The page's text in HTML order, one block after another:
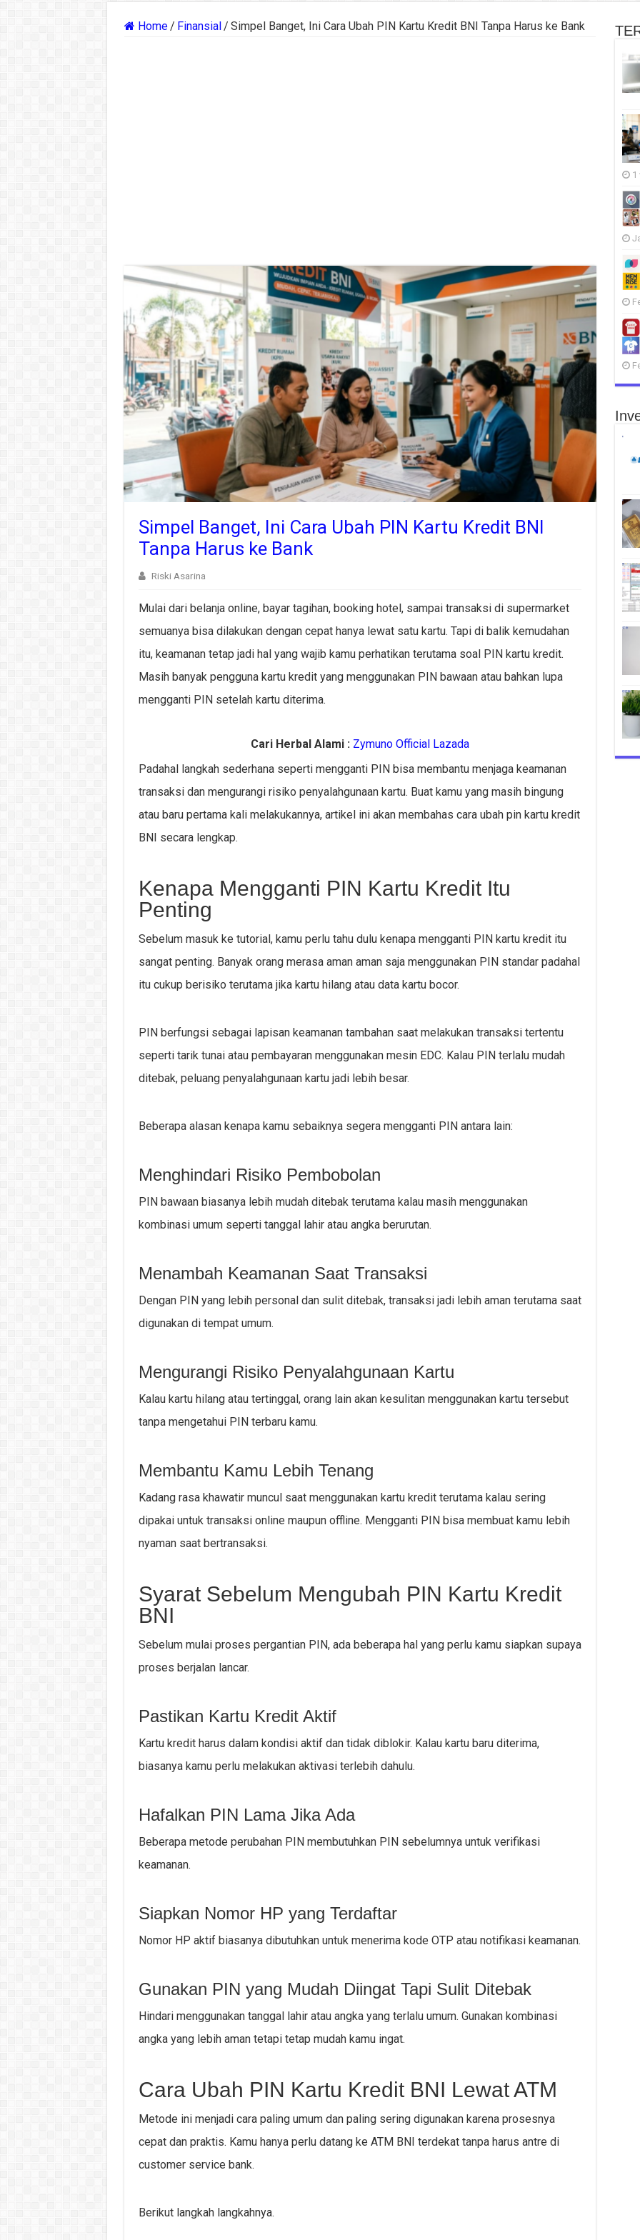
Home/ Finansial/ Simpel Banget, Ini Cara Ubah PIN Kartu Kredit BNI Tanpa Harus ke Bank
Simpel Banget, Ini Cara Ubah PIN Kartu Kredit BNI
Tanpa Harus ke Bank
Riski Asarina
Mulai dari belanja online, bayar tagihan, booking hotel, sampai transaksi di supermarket
semuanya bisa dilakukan dengan cepat hanya lewat satu kartu. Tapi di balik kemudahan
itu, keamanan tetap jadi hal yang wajib kamu perhatikan terutama soal PIN kartu kredit.
Masih banyak pengguna kartu kredit yang menggunakan PIN bawaan atau bahkan lupa
mengganti PIN setelah kartu diterima.
Cari Herbal Alami : Zymuno Official Lazada
Padahal langkah sederhana seperti mengganti PIN bisa membantu menjaga keamanan
transaksi dan mengurangi risiko penyalahgunaan kartu. Buat kamu yang masih bingung
atau baru pertama kali melakukannya, artikel ini akan membahas cara ubah pin kartu kredit
BNI secara lengkap.
Kenapa Mengganti PIN Kartu Kredit Itu
Penting
Sebelum masuk ke tutorial, kamu perlu tahu dulu kenapa mengganti PIN kartu kredit itu
sangat penting. Banyak orang merasa aman aman saja menggunakan PIN standar padahal
itu cukup berisiko terutama jika kartu hilang atau data kartu bocor.
PIN berfungsi sebagai lapisan keamanan tambahan saat melakukan transaksi tertentu
seperti tarik tunai atau pembayaran menggunakan mesin EDC. Kalau PIN terlalu mudah
ditebak, peluang penyalahgunaan kartu jadi lebih besar.
Beberapa alasan kenapa kamu sebaiknya segera mengganti PIN antara lain:
Menghindari Risiko Pembobolan
PIN bawaan biasanya lebih mudah ditebak terutama kalau masih menggunakan
kombinasi umum seperti tanggal lahir atau angka berurutan.
Menambah Keamanan Saat Transaksi
Dengan PIN yang lebih personal dan sulit ditebak, transaksi jadi lebih aman terutama saat
digunakan di tempat umum.
Mengurangi Risiko Penyalahgunaan Kartu
Kalau kartu hilang atau tertinggal, orang lain akan kesulitan menggunakan kartu tersebut
tanpa mengetahui PIN terbaru kamu.
Membantu Kamu Lebih Tenang
Kadang rasa khawatir muncul saat menggunakan kartu kredit terutama kalau sering
dipakai untuk transaksi online maupun offline. Mengganti PIN bisa membuat kamu lebih
nyaman saat bertransaksi.
Syarat Sebelum Mengubah PIN Kartu Kredit
BNI
Sebelum mulai proses pergantian PIN, ada beberapa hal yang perlu kamu siapkan supaya
proses berjalan lancar.
Pastikan Kartu Kredit Aktif
Kartu kredit harus dalam kondisi aktif dan tidak diblokir. Kalau kartu baru diterima,
biasanya kamu perlu melakukan aktivasi terlebih dahulu.
Hafalkan PIN Lama Jika Ada
Beberapa metode perubahan PIN membutuhkan PIN sebelumnya untuk verifikasi
keamanan.
Siapkan Nomor HP yang Terdaftar
Nomor HP aktif biasanya dibutuhkan untuk menerima kode OTP atau notifikasi keamanan.
Gunakan PIN yang Mudah Diingat Tapi Sulit Ditebak
Hindari menggunakan tanggal lahir atau angka yang terlalu umum. Gunakan kombinasi
angka yang lebih aman tetapi tetap mudah kamu ingat.
Cara Ubah PIN Kartu Kredit BNI Lewat ATM
Metode ini menjadi cara paling umum dan paling sering digunakan karena prosesnya
cepat dan praktis. Kamu hanya perlu datang ke ATM BNI terdekat tanpa harus antre di
customer service bank.
Berikut langkah langkahnya.
1